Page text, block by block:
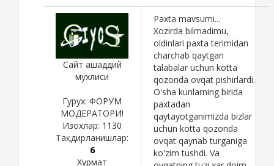
Сайт ашаддий
мухлиси
Гурух: ФОРУМ
МОДЕРАТОРИ!
Изохлар: 1130
Тақдирланишлар:
6
Хурмат
Paxta mavsumi...
Xozirda bilmadimu,
oldinlari paxta terimidan
charchab qaytgan
talabalar uchun kotta
qozonda ovqat pishirlardi.
O'sha kunlarning birida
paxtadan
qaytayotganimizda bizlar
uchun kotta qozonda
ovqat qaynab turganiga
ko'zim tushdi. Va